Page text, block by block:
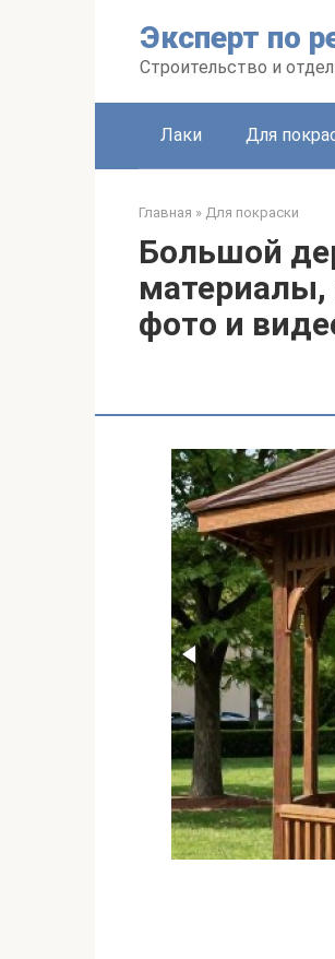
Эксперт по
Строительство и
Лаки Для
Главная » Для покраски
Большой
материалы,
фото и